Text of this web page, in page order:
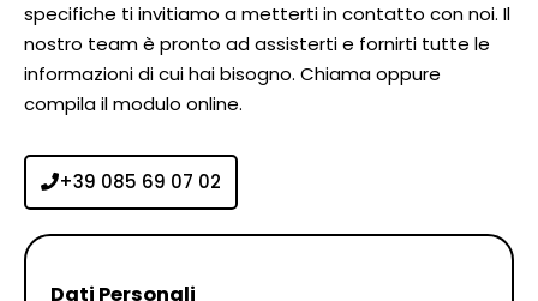
specifiche ti invitiamo a metterti in contatto con noi. Il
nostro team è pronto ad assisterti e fornirti tutte le
informazioni di cui hai bisogno. Chiama oppure
compila il modulo online.
+39 085 69 07 02